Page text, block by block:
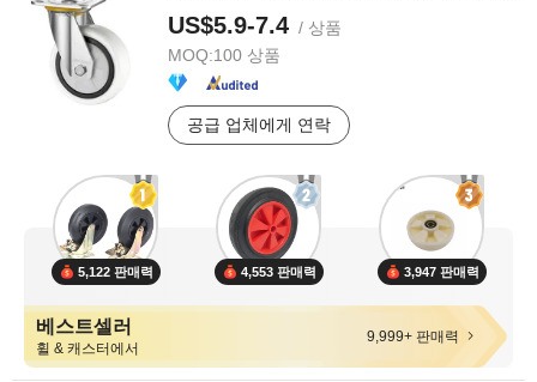
US$5.9-7.4 / 상품
MOQ:100 상품
공급 업체에게 연락
5,122 판매력 4,553 판매력 3,947 판매력
베스트셀러
휠 & 캐스터에서
9,999+ 판매력